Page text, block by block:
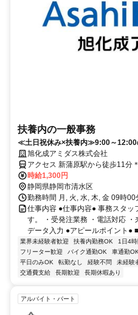
扶養内の一般事務
≪土日祝休み×扶養内≫9:00～12:00
通勤ラクラク！
旭化成アミダス株式会社
アクセス 新蒲原駅から徒歩11分
時給1,300円
静岡県静岡市清水区
勤務時間 月, 火, 水, 木, 金 09時
仕事内容 ●仕事内容● 事務スタッ
す。 ・受発注業務 ・電話対応 ・
データ入力 ●アピールポイント●
業界未経験者歓迎 扶養内勤務OK 1日4
フリーター歓迎
バイク通勤OK 車通勤OK
平日のみOK
転勤なし 経験不問 未経験
交通費支給
長期歓迎 長期休暇あり
アルバイト・パート